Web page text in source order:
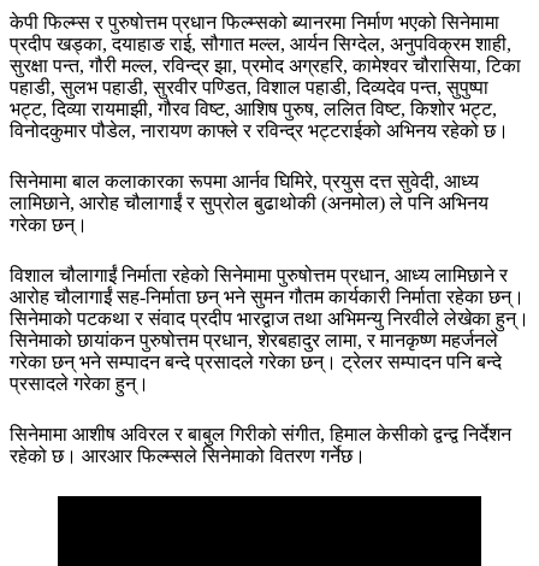
केपी फिल्म्स र पुरुषोत्तम प्रधान फिल्म्सको ब्यानरमा निर्माण भएको सिनेमामा
प्रदीप खड्का, दयाहाङ राई, सौगात मल्ल, आर्यन सिग्देल, अनुपविक्रम शाही,
सुरक्षा पन्त, गौरी मल्ल, रविन्द्र झा, प्रमोद अग्रहरि, कामेश्वर चौरासिया, टिका
पहाडी, सुलभ पहाडी, सुरवीर पण्डित, विशाल पहाडी, दिव्यदेव पन्त, सुपुष्पा
भट्ट, दिव्या रायमाझी, गौरव विष्ट, आशिष पुरुष, ललित विष्ट, किशोर भट्ट,
विनोदकुमार पौडेल, नारायण काफ्ले र रविन्द्र भट्टराईको अभिनय रहेको छ।
सिनेमामा बाल कलाकारका रूपमा आर्नव घिमिरे, प्रयुस दत्त सुवेदी, आध्य
लामिछाने, आरोह चौलागाईं र सुप्रोल बुढाथोकी (अनमोल) ले पनि अभिनय
गरेका छन्।
विशाल चौलागाईं निर्माता रहेको सिनेमामा पुरुषोत्तम प्रधान, आध्य लामिछाने र
आरोह चौलागाईं सह-निर्माता छन् भने सुमन गौतम कार्यकारी निर्माता रहेका छन्।
सिनेमाको पटकथा र संवाद प्रदीप भारद्वाज तथा अभिमन्यु निरवीले लेखेका हुन्।
सिनेमाको छायांकन पुरुषोत्तम प्रधान, शेरबहादुर लामा, र मानकृष्ण महर्जनले
गरेका छन् भने सम्पादन बन्दे प्रसादले गरेका छन्। ट्रेलर सम्पादन पनि बन्दे
प्रसादले गरेका हुन्।
सिनेमामा आशीष अविरल र बाबुल गिरीको संगीत, हिमाल केसीको द्वन्द्व निर्देशन
रहेको छ। आरआर फिल्म्सले सिनेमाको वितरण गर्नेछ।